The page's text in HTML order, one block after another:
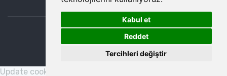
Kabul et
Reddet
Tercihleri değiştir
©2026 Temiz, Her Hakkı Saklıdır.
Update cookies preferences